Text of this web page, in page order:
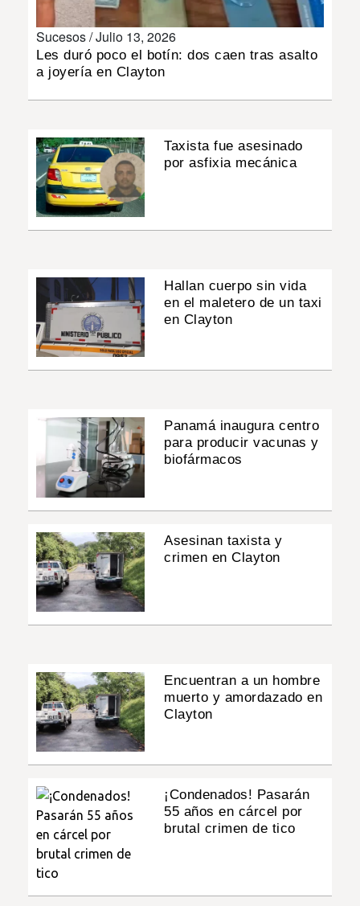
Sucesos /Julio 13, 2026
Les duró poco el botín: dos caen tras asalto
a joyería en Clayton
Taxista fue asesinado
por asfixia mecánica
Hallan cuerpo sin vida
en el maletero de un taxi
en Clayton
Panamá inaugura centro
para producir vacunas y
biofármacos
Asesinan taxista y
crimen en Clayton
Encuentran a un hombre
muerto y amordazado en
Clayton
¡Condenados! Pasarán
55 años en cárcel por
brutal crimen de tico